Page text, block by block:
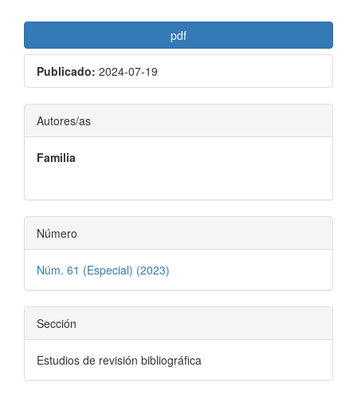
Barra
lateral
del
artículo
pdf
Publicado: 2024-07-19
Contenido
principal
del
artículo
Autores/as
Familia
Número
Núm. 61 (Especial) (2023)
Sección
Estudios de revisión bibliográfica